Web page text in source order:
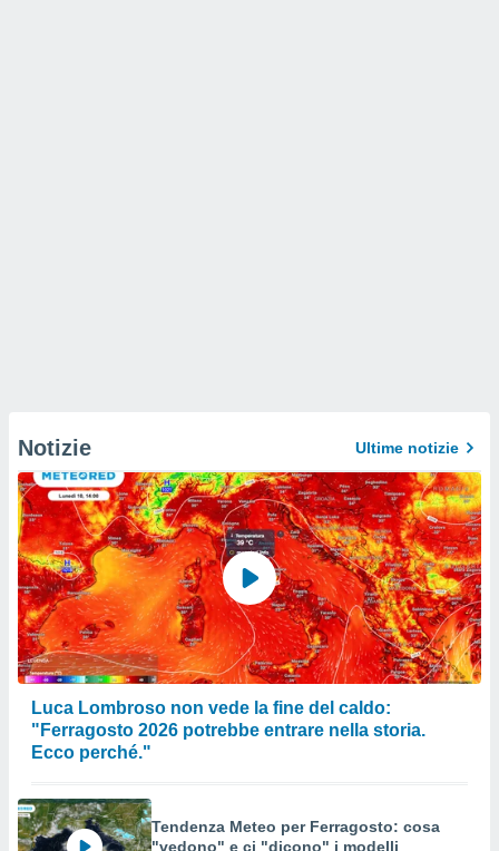
Notizie Ultime notizie
Luca Lombroso non vede la fine del caldo:
"Ferragosto 2026 potrebbe entrare nella storia.
Ecco perché."
Tendenza Meteo per Ferragosto: cosa
"vedono" e ci "dicono" i modelli